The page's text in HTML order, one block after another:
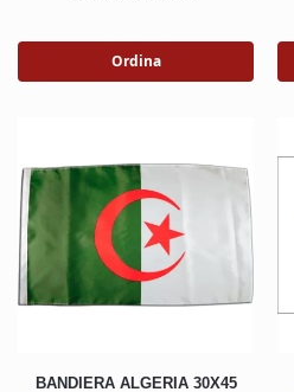
Ordina
BANDIERA ALGERIA 30X45